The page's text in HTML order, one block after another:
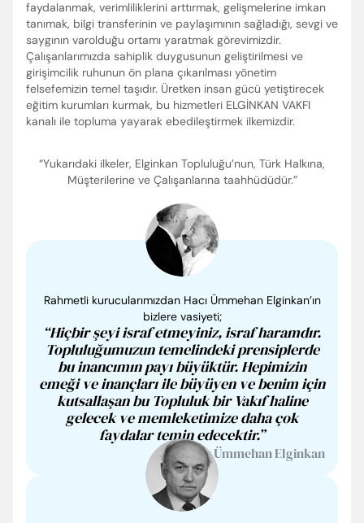
faydalanmak, verimliliklerini arttırmak, gelişmelerine imkan
tanımak, bilgi transferinin ve paylaşımının sağladığı, sevgi ve
saygının varolduğu ortamı yaratmak görevimizdir.
Çalışanlarımızda sahiplik duygusunun geliştirilmesi ve
girişimcilik ruhunun ön plana çıkarılması yönetim
felsefemizin temel taşıdır. Üretken insan gücü yetiştirecek
eğitim kurumları kurmak, bu hizmetleri ELGİNKAN VAKFI
kanalı ile topluma yayarak ebedileştirmek ilkemizdir.
“Yukarıdaki ilkeler, Elginkan Topluluğu’nun, Türk Halkına,
Müşterilerine ve Çalışanlarına taahhüdüdür.”
Rahmetli kurucularımızdan Hacı Ümmehan Elginkan’ın
bizlere vasiyeti;
“Hiçbir şeyi israf etmeyiniz, israf haramdır.
Topluluğumuzun temelindeki prensiplerde
bu inancımın payı büyüktür. Hepimizin
emeği ve inançları ile büyüyen ve benim için
kutsallaşan bu Topluluk bir Vakıf haline
gelecek ve memleketimize daha çok
faydalar temin edecektir.”
Hacı Ümmehan Elginkan